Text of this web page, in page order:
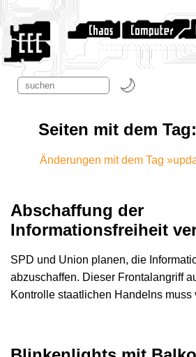
Seiten mit dem
Änderungen mit dem Tag
Abschaffung der
Informationsfreiheit
SPD und Union planen, die
abzuschaffen. Dieser Frontalangriff
Kontrolle staatlichen Handelns muss